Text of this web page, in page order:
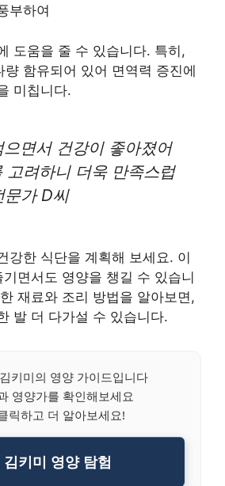
부하여
도움을 줄 수 있습니다. 특히,
량 함유되어 있어 면역력 증진에
미칩니다.
으면서 건강이 좋아졌어
고려하니 더욱 만족스럽
문가 D씨
강한 식단을 계획해 보세요. 이
면서도 영양을 챙길 수 있습니
재료와 조리 방법을 알아보면,
발 더 다가설 수 있습니다.
김키미의 영양 가이드입니다
영양가를 확인해보세요
릭하고 더 알아보세요!
김키미 영양 탐험